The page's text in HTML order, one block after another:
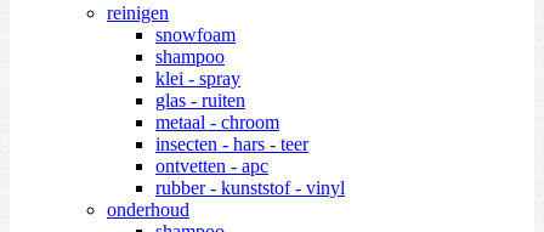
reinigen
snowfoam
shampoo
klei - spray
glas - ruiten
metaal - chroom
insecten - hars - teer
ontvetten - apc
rubber - kunststof - vinyl
onderhoud